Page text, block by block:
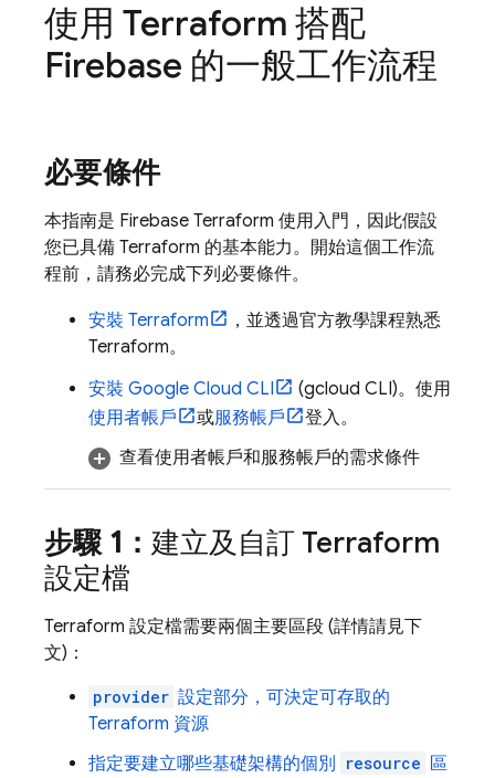
使用 Terraform 搭配
Firebase 的一般工作流程
必要條件
本指南是 Firebase Terraform 使用入門，因此假設
您已具備 Terraform 的基本能力。開始這個工作流
程前，請務必完成下列必要條件。
安裝 Terraform
，並透過官方教學課程熟悉
Terraform。
安裝 Google Cloud CLI (gcloud CLI)。使用
使用者帳戶
或服務帳戶
登入。
查看使用者帳戶和服務帳戶的需求條件
步驟 1： 建立及自訂 Terraform
設定檔
Terraform 設定檔需要兩個主要區段 (詳情請見下
文)：
provider 設定部分，可決定可存取的
Terraform 資源
指定要建立哪些基礎架構的個別
resource 區